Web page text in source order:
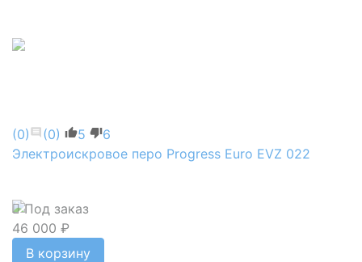
(0) (0) 5
6
Электроискровое перо Progress Euro EVZ 022
Под заказ
46 000 ₽
В корзину